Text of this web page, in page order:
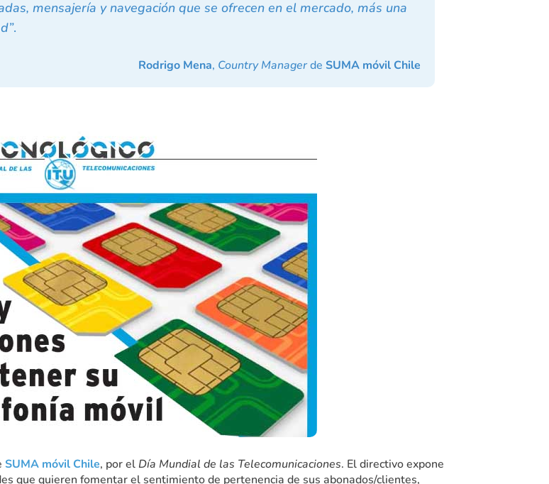
mensajería y navegación que se ofrecen en el mercado, más una
.
Rodrigo Mena, Country Managerde SUMA móvil Chile
SUMA móvil Chile, por el Día Mundial de las Telecomunicaciones. El directivo expone
que quieren fomentar el sentimiento de pertenencia de sus abonados/clientes,